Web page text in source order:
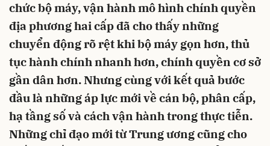
chức bộ máy, vận hành mô hình chính quyền
địa phương hai cấp đã cho thấy những
chuyển động rõ rệt khi bộ máy gọn hơn, thủ
tục hành chính nhanh hơn, chính quyền cơ sở
gần dân hơn. Nhưng cùng với kết quả bước
đầu là những áp lực mới về cán bộ, phân cấp,
hạ tầng số và cách vận hành trong thực tiễn.
Những chỉ đạo mới từ Trung ương cũng cho
Hủy Gửi